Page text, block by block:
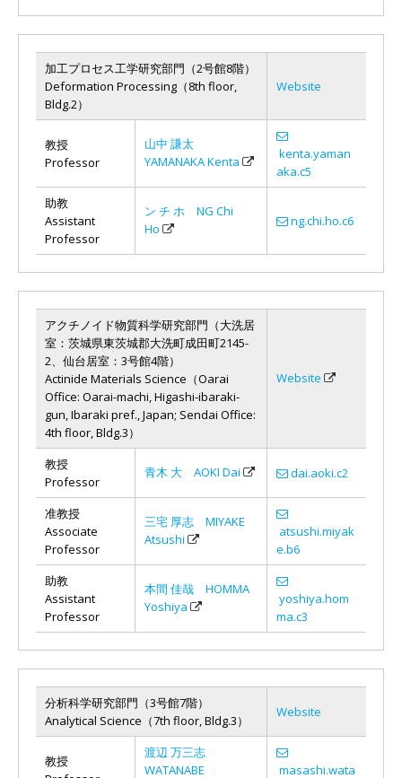
加工プロセス工学研究部門（2号館8階）
Deformation Processing（8th floor,
Bldg.2）
Website
教授
Professor
山中 謙太
YAMANAKA Kenta
kenta.yaman
aka.c5
助教
Assistant
Professor
ン チ ホ NG Chi
Ho
ng.chi.ho.c6
アクチノイド物質科学研究部門（大洗居
室：茨城県東茨城郡大洗町成田町2145-
2、仙台居室：3号館4階）
Actinide Materials Science（Oarai
Office: Oarai-machi, Higashi-ibaraki-
gun, Ibaraki pref., Japan; Sendai Office:
4th floor, Bldg.3）
Website
教授
Professor
青木 大 AOKI Dai dai.aoki.c2
准教授
Associate
Professor
三宅 厚志 MIYAKE
Atsushi
atsushi.miyak
e.b6
助教
Assistant
Professor
本間 佳哉 HOMMA
Yoshiya
yoshiya.hom
ma.c3
分析科学研究部門（3号館7階）
Analytical Science（7th floor, Bldg.3）
Website
教授
渡辺 万三志
WATANABE
masashi.wata